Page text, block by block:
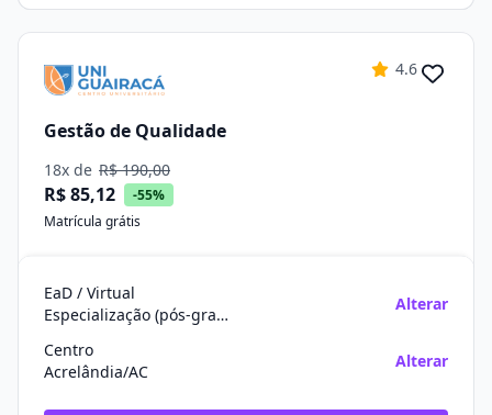
4.6
Gestão de Qualidade
18x de R$ 190,00
R$ 85,12
-55%
Matrícula grátis
EaD / Virtual
Especialização (pós-graduação)
Alterar
Centro
Acrelândia/AC
Alterar